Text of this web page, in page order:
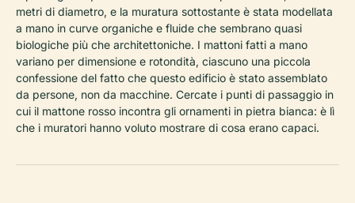
metri di diametro, e la muratura sottostante è stata modellata
a mano in curve organiche e fluide che sembrano quasi
biologiche più che architettoniche. I mattoni fatti a mano
variano per dimensione e rotondità, ciascuno una piccola
confessione del fatto che questo edificio è stato assemblato
da persone, non da macchine. Cercate i punti di passaggio in
cui il mattone rosso incontra gli ornamenti in pietra bianca: è lì
che i muratori hanno voluto mostrare di cosa erano capaci.